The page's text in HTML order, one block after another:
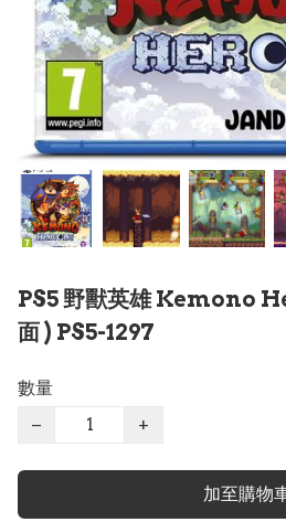
PS5 野獸英雄 Kemono
面 ) PS5-1297
數量
−
+
加至購物